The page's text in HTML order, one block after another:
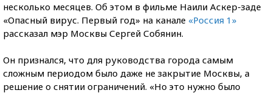
несколько месяцев. Об этом в фильме Наили Аскер-заде
«Опасный вирус. Первый год» на канале «Россия 1»
рассказал мэр Москвы Сергей Собянин.
Он признался, что для руководства города самым
сложным периодом было даже не закрытие Москвы, а
решение о снятии ограничений. «Но это нужно было